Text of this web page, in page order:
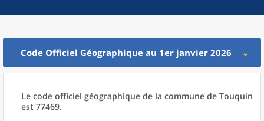
Code Officiel Géographique au 1er janvier 2026
Le code officiel géographique de la commune de Touquin
est 77469.